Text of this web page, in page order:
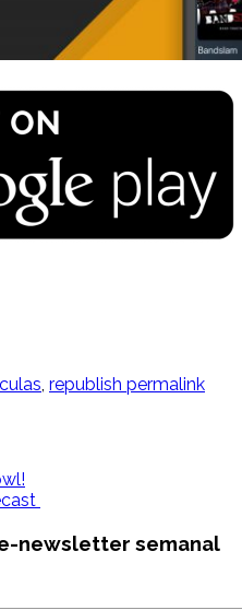
republish permalink
newsletter semanal